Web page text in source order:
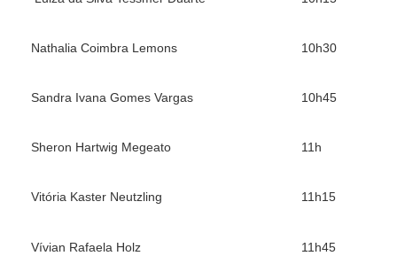
Nathalia Coimbra Lemons 10h30
Sandra Ivana Gomes Vargas 10h45
Sheron Hartwig Megeato 11h
Vitória Kaster Neutzling 11h15
Vívian Rafaela Holz 11h45